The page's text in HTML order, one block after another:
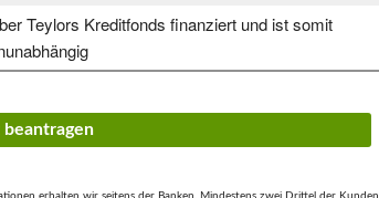
Teylors Kreditfonds finanziert und ist somit
erhalten wir seitens der Banken. Mindestens zwei Drittel der Kunden